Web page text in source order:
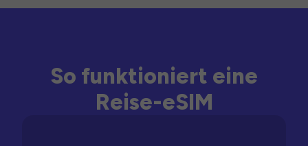
So funktioniert eine
Reise-eSIM